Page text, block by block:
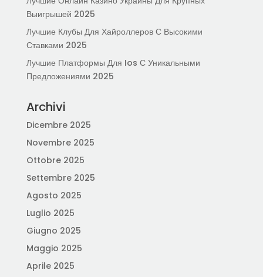
Выигрышей 2025
Лучшие Клубы Для Хайроллеров С Высокими
Ставками 2025
Лучшие Платформы Для Ios С Уникальными
Предложениями 2025
Archivi
Dicembre 2025
Novembre 2025
Ottobre 2025
Settembre 2025
Agosto 2025
Luglio 2025
Giugno 2025
Maggio 2025
Aprile 2025